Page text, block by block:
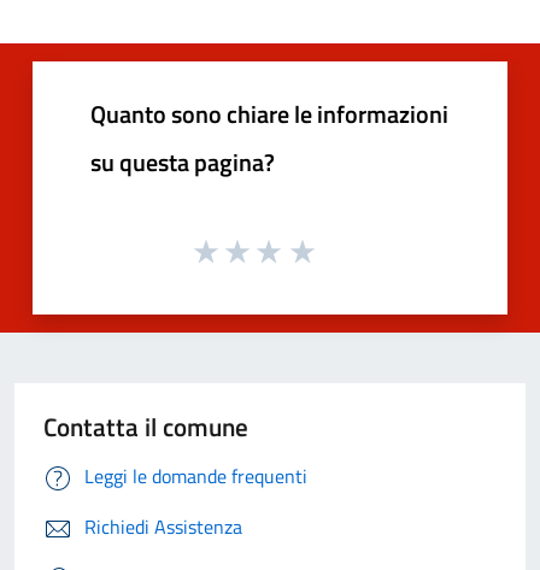
Quanto sono chiare le informazioni
su questa pagina?
Contatta il comune
Leggi le domande frequenti
Richiedi Assistenza